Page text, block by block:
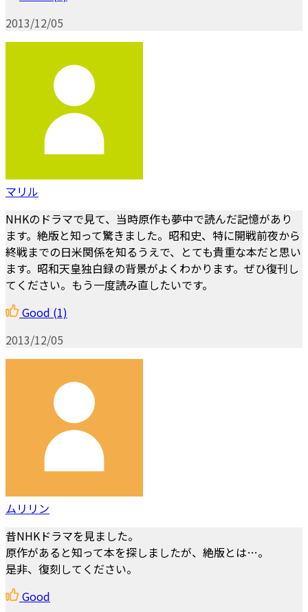
2013/12/05
マリル
NHKのドラマで見て、当時原作も夢中で読んだ記憶があり
ます。絶版と知って驚きました。昭和史、特に開戦前夜から
終戦までの日米関係を知るうえで、とても貴重な本だと思い
ます。昭和天皇独白録の背景がよくわかります。ぜひ復刊し
てください。もう一度読み直したいです。
Good (1)
2013/12/05
ムリリン
昔NHKドラマを見ました。
原作があると知って本を探しましたが、絶版とは…。
是非、復刻してください。
Good